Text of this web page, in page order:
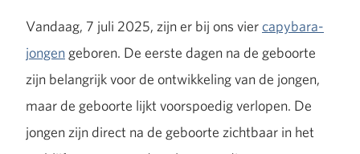
Vandaag, 7 juli 2025, zijn er bij ons viercapybara-
jongen geboren. De eerste dagen na de geboorte
zijn belangrijk voor de ontwikkeling van de jongen,
maar de geboorte lijkt voorspoedig verlopen. De
jongen zijn direct na de geboorte zichtbaar in het